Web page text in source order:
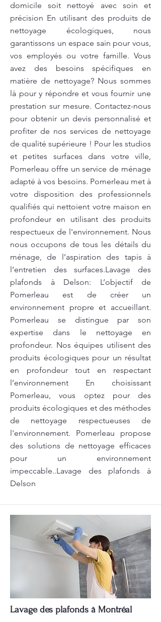
domicile soit nettoyé avec soin et
précision En utilisant des produits de
nettoyage écologiques, nous
garantissons un espace sain pour vous,
vos employés ou votre famille. Vous
avez des besoins spécifiques en
matière de nettoyage? Nous sommes
là pour y répondre et vous fournir une
prestation sur mesure. Contactez-nous
pour obtenir un devis personnalisé et
profiter de nos services de nettoyage
de qualité supérieure ! Pour les studios
et petites surfaces dans votre ville,
Pomerleau offre un service de ménage
adapté à vos besoins. Pomerleau met à
votre disposition des professionnels
qualifiés qui nettoient votre maison en
profondeur en utilisant des produits
respectueux de l'environnement. Nous
nous occupons de tous les détails du
ménage, de l’aspiration des tapis à
l’entretien des surfaces.Lavage des
plafonds à Delson: L’objectif de
Pomerleau est de créer un
environnement propre et accueillant.
Pomerleau se distingue par son
expertise dans le nettoyage en
profondeur. Nos équipes utilisent des
produits écologiques pour un résultat
en profondeur tout en respectant
l’environnement En choisissant
Pomerleau, vous optez pour des
produits écologiques et des méthodes
de nettoyage respectueuses de
l'environnement. Pomerleau propose
des solutions de nettoyage efficaces
pour un environnement
impeccable..Lavage des plafonds à
Delson
Lavage des plafonds à Montréal